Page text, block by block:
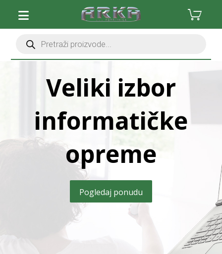
Veliki izbor
informatičke
opreme
Pogledaj ponudu